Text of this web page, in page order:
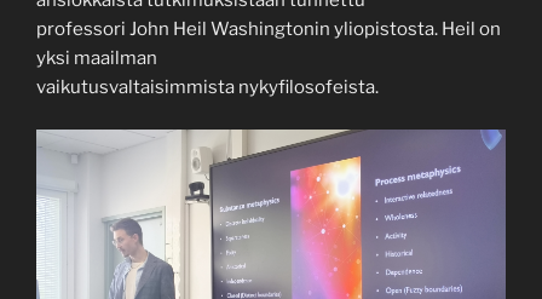
professori John Heil Washingtonin yliopistosta. Heil on
yksi maailman
vaikutusvaltaisimmista nykyfilosofeista.